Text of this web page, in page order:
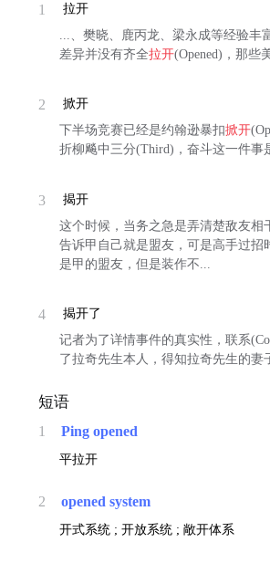
1
拉开
...、樊晓、鹿丙龙、梁永成等经验
差异并没有齐全拉开(Opened)，那些
2
掀开
下半场竞赛已经是约翰逊暴扣掀开
折柳飚中三分(Third)，奋斗这一件事
3
揭开
这个时候，当务之急是弄清楚敌友
告诉甲自己就是盟友，可是高手过
是甲的盟友，但是装作不...
4
揭开了
记者为了详情事件的真实性，联系
了拉奇先生本人，得知拉奇先生的妻
短语
1 Ping opened
平拉开
2 opened system
开式系统 ; 开放系统 ; 敞开体系